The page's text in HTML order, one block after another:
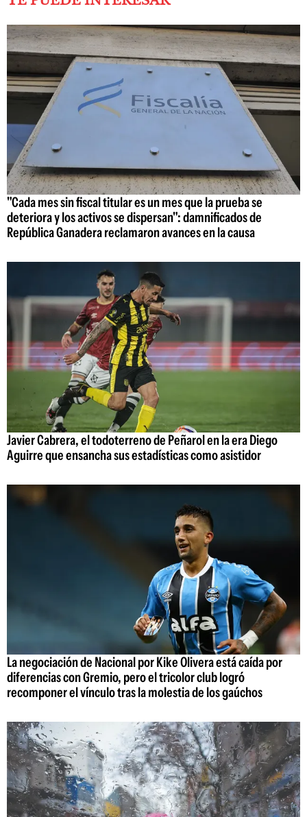
"Cada mes sin fiscal titular es un mes que la prueba se
deteriora y los activos se dispersan": damnificados de
República Ganadera reclamaron avances en la causa
Javier Cabrera, el todoterreno de Peñarol en la era Diego
Aguirre que ensancha sus estadísticas como asistidor
La negociación de Nacional por Kike Olivera está caída por
diferencias con Gremio, pero el tricolor club logró
recomponer el vínculo tras la molestia de los gaúchos